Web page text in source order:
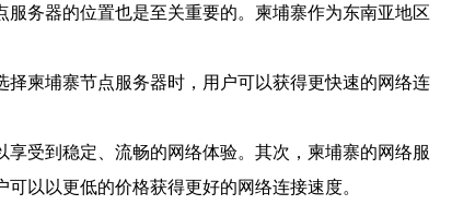
务器的位置也是至关重要的。柬埔寨作为东南亚地区
柬埔寨节点服务器时，用户可以获得更快速的网络连
受到稳定、流畅的网络体验。其次，柬埔寨的网络服
以以更低的价格获得更好的网络连接速度。